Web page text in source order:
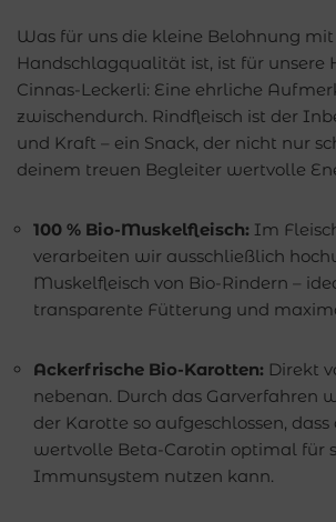
Was für uns die kleine Belohnung mit
Handschlagqualität ist, ist für unsere
Cinnas-Leckerli: Eine ehrliche
zwischendurch. Rindfleisch ist der
und Kraft – ein Snack, der nicht nur
deinem treuen Begleiter wertvolle
100 % Bio-Muskelfleisch: Im
verarbeiten wir ausschließlich
Muskelfleisch von Bio-Rindern –
transparente Fütterung und
Ackerfrische Bio-Karotten: Direkt
nebenan. Durch das Garverfahren
der Karotte so aufgeschlossen,
wertvolle Beta-Carotin optimal für
Immunsystem nutzen kann.